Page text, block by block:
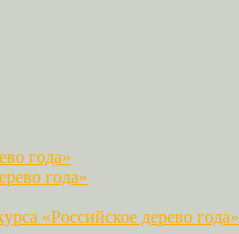
года»
года»
«Российское дерево года»